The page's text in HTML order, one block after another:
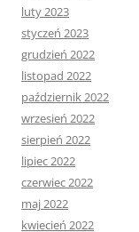
luty 2023
styczeń 2023
grudzień 2022
listopad 2022
październik 2022
wrzesień 2022
sierpień 2022
lipiec 2022
czerwiec 2022
maj 2022
kwiecień 2022